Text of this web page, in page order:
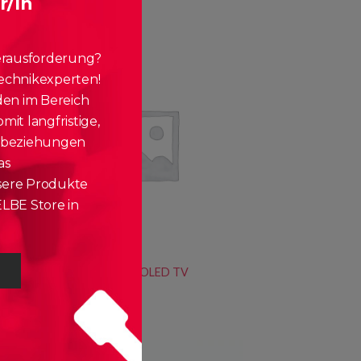
ENTERTAINMENT
LG Electronics 65″ OLED TV
(OLEDA19)
55,90 mtl.
im Bereich
langfristige,
Produkte
Store in